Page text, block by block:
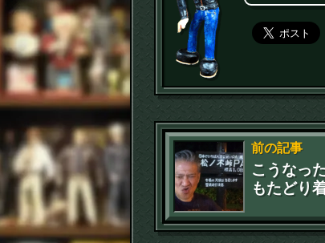
前の記事
こうなっ
もたどり